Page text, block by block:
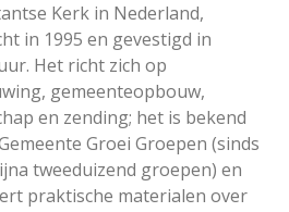
Kerk in Nederland,
in 1995 en gevestigd in
Het richt zich op
gemeenteopbouw,
en zending; het is bekend
Groei Groepen (sinds
tweeduizend groepen) en
praktische materialen over